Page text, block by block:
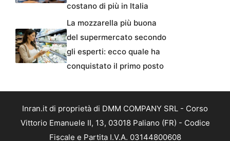
costano di più in Italia
La mozzarella più buona
del supermercato secondo
gli esperti: ecco quale ha
conquistato il primo posto
Inran.it di proprietà di DMM COMPANY SRL - Corso
Vittorio Emanuele II, 13, 03018 Paliano (FR) - Codice
Fiscale e Partita I.V.A. 03144800608